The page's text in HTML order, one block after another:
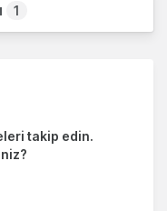
1
takip edin.